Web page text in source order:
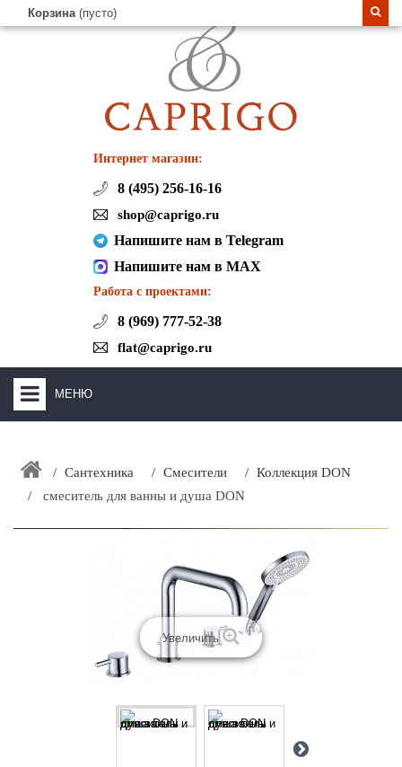
Корзина (пусто)
Интернет магазин:
8 (495) 256-16-16
shop@caprigo.ru
Напишите нам в Telegram
Напишите нам в MAX
Работа с проектами:
8 (969) 777-52-38
flat@caprigo.ru
МЕНЮ
ЗАКАЗАТЬ РАСЧЕТ КУХНИ CAPRIGO
Сантехника Смесители
Коллекция DON
смеситель для ванны и душа DON
Увеличить